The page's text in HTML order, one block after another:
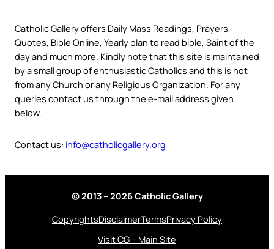
Catholic Gallery offers Daily Mass Readings, Prayers,
Quotes, Bible Online, Yearly plan to read bible, Saint of the
day and much more. Kindly note that this site is maintained
by a small group of enthusiastic Catholics and this is not
from any Church or any Religious Organization. For any
queries contact us through the e-mail address given
below.
Contact us: info@catholicgallery.org
© 2013 – 2026 Catholic Gallery
CopyrightsDisclaimerTermsPrivacy Policy
Visit CG – Main Site